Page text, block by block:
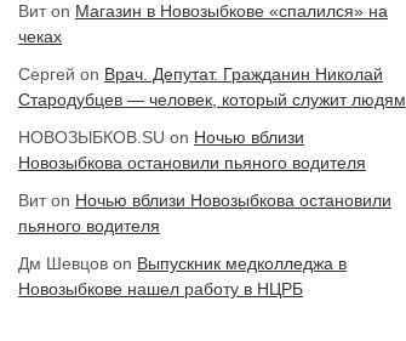
Вит on Магазин в Новозыбкове «спалился» на
чеках
Сергей on Врач. Депутат. Гражданин Николай
Стародубцев — человек, который служит людям
НОВОЗЫБКОВ.SU on Ночью вблизи
Новозыбкова остановили пьяного водителя
Вит on Ночью вблизи Новозыбкова остановили
пьяного водителя
Дм Шевцов on Выпускник медколледжа в
Новозыбкове нашел работу в НЦРБ